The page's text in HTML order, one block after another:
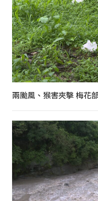
兩颱風、猴害夾擊 梅花